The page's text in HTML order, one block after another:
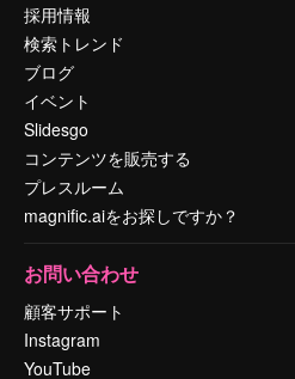
採用情報
検索トレンド
ブログ
イベント
Slidesgo
コンテンツを販売する
プレスルーム
magnific.aiをお探しですか？
お問い合わせ
顧客サポート
Instagram
YouTube